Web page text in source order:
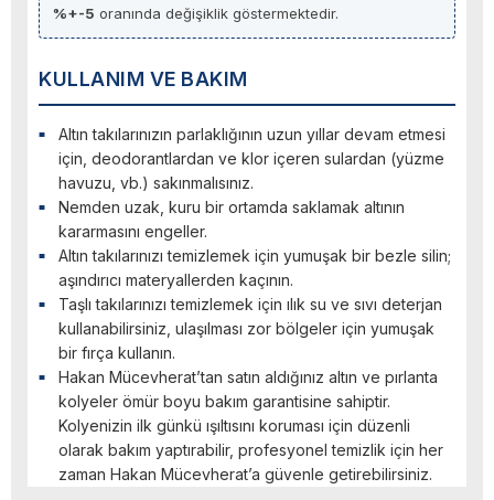
%+-5 oranında değişiklik göstermektedir.
KULLANIM VE BAKIM
Altın takılarınızın parlaklığının uzun yıllar devam etmesi
için, deodorantlardan ve klor içeren sulardan (yüzme
havuzu, vb.) sakınmalısınız.
Nemden uzak, kuru bir ortamda saklamak altının
kararmasını engeller.
Altın takılarınızı temizlemek için yumuşak bir bezle silin;
aşındırıcı materyallerden kaçının.
Taşlı takılarınızı temizlemek için ılık su ve sıvı deterjan
kullanabilirsiniz, ulaşılması zor bölgeler için yumuşak
bir fırça kullanın.
Hakan Mücevherat’tan satın aldığınız altın ve pırlanta
kolyeler ömür boyu bakım garantisine sahiptir.
Kolyenizin ilk günkü ışıltısını koruması için düzenli
olarak bakım yaptırabilir, profesyonel temizlik için her
zaman Hakan Mücevherat’a güvenle getirebilirsiniz.